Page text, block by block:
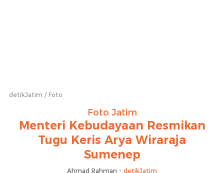
detikJatim Foto
Foto Jatim
Menteri Kebudayaan Resmikan
Tugu Keris Arya Wiraraja
Sumenep
Ahmad Rahman - detikJatim